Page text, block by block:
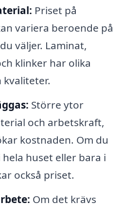
Priset på
variera beroende på
väljer. Laminat,
klinker har olika
kvaliteter.
Större ytor
och arbetskraft,
kostnaden. Om du
huset eller bara i
också priset.
Om det krävs